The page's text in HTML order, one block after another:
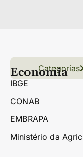
Links úteis
Conteúdo
Florestas
Categorias
Economia
IBGE
CONAB
EMBRAPA
Ministério da